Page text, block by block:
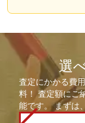
選
査定にかかる費
料！ 査定額にご
能です。 まずは